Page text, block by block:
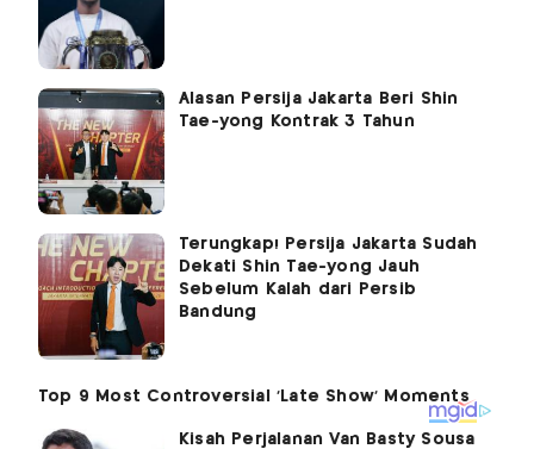
Alasan Persija Jakarta Beri Shin
Tae-yong Kontrak 3 Tahun
Terungkap! Persija Jakarta Sudah
Dekati Shin Tae-yong Jauh
Sebelum Kalah dari Persib
Bandung
Kisah Perjalanan Van Basty Sousa